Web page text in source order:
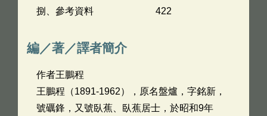
捌、參考資料 422
編／著／譯者簡介
作者王鵬程
王鵬程（1891-1962），原名盤爐，字銘新，
號礪鋒，又號臥蕉、臥蕉居士，於昭和9年